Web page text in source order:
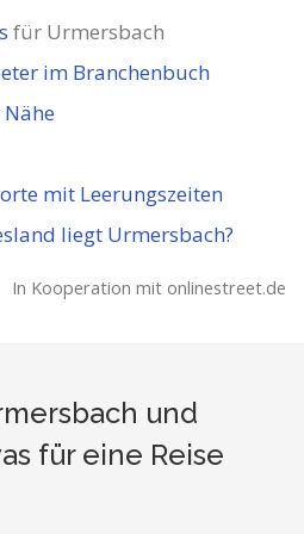
für Urmersbach
im Branchenbuch
mit Leerungszeiten
liegt Urmersbach?
In Kooperation mit onlinestreet.de
und
für eine Reise